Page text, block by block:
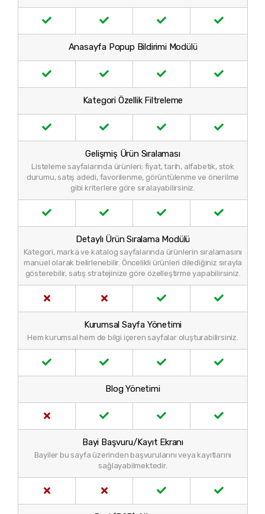
Anasayfa Popup Bildirimi Modülü
Kategori Özellik Filtreleme
Gelişmiş Ürün Sıralaması
Listeleme sayfalarında ürünleri; fiyat, tarih, alfabetik, stok
durumu, satış adedi, favorilenme, görüntülenme ve önerilme
gibi kriterlere göre sıralayabilirsiniz.
Detaylı Ürün Sıralama Modülü
Kategori, marka ve katalog sayfalarında ürünlerin sıralamasını
manuel olarak belirlenebilir. Öncelikli ürünleri dilediğiniz sırayla
gösterebilir, satış stratejinize göre özelleştirme yapabilirsiniz.
Kurumsal Sayfa Yönetimi
Hem kurumsal hem de bilgi içeren sayfalar oluşturabilirsiniz.
Blog Yönetimi
Bayi Başvuru/Kayıt Ekranı
Bayiler bu sayfa üzerinden başvurularını veya kayıtlarını
sağlayabilmektedir.